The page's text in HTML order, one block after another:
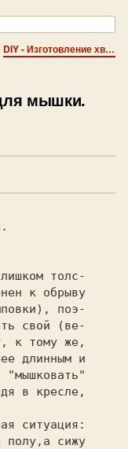
DIY - Изготовление хвоста для мышки.
мышки.
толс-
к обрыву
поэ-
свой (ве-
к тому же,
длинным и
"мышковать"
в кресле,
полу,а сижу